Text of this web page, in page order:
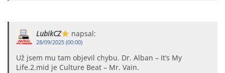
LubikCZ napsal:
28/09/2025 (00:00)
Už jsem mu tam objevil chybu. Dr. Alban – It’s My
Life.2.mid je Culture Beat – Mr. Vain.